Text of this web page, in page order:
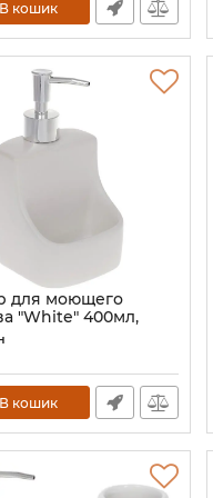
В кошик
для моющего
"White" 400мл,
с подставкой
белый
851-292
В кошик